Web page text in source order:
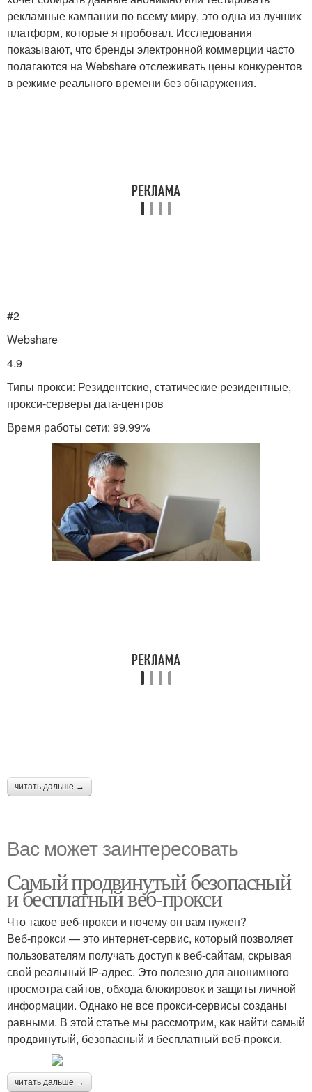
рекламные кампании по всему миру, это одна из лучших
платформ, которые я пробовал. Исследования
показывают, что бренды электронной коммерции часто
полагаются на Webshare отслеживать цены конкурентов
в режиме реального времени без обнаружения.
#2
Webshare
4.9
Типы прокси: Резидентские, статические резидентные,
прокси-серверы дата-центров
Время работы сети: 99.99%
читать дальше →
Вас может заинтересовать
Самый продвинутый безопасный
и бесплатный веб-прокси
Что такое веб-прокси и почему он вам нужен?
Веб-прокси — это интернет-сервис, который позволяет
пользователям получать доступ к веб-сайтам, скрывая
свой реальный IP-адрес. Это полезно для анонимного
просмотра сайтов, обхода блокировок и защиты личной
информации. Однако не все прокси-сервисы созданы
равными. В этой статье мы рассмотрим, как найти самый
продвинутый, безопасный и бесплатный веб-прокси.
читать дальше →